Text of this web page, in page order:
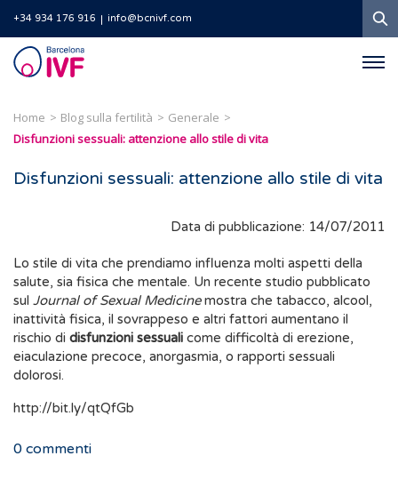
+34 934 176 916 info@bcnivf.com
Barcelona
IVF
Home Blog sulla fertilità
Generale
Disfunzioni sessuali: attenzione allo stile di vita
Disfunzioni sessuali: attenzione allo stile di vita
Data di pubblicazione: 14/07/2011
Lo stile di vita che prendiamo influenza molti aspetti della
salute, sia fisica che mentale. Un recente studio pubblicato
sul Journal of Sexual Medicinemostra che tabacco, alcool,
inattività fisica, il sovrappeso e altri fattori aumentano il
rischio di disfunzioni sessuali come difficoltà di erezione,
eiaculazione precoce, anorgasmia, o rapporti sessuali
dolorosi.
http://bit.ly/qtQfGb
0 commenti